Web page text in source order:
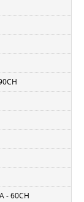
- 60CH